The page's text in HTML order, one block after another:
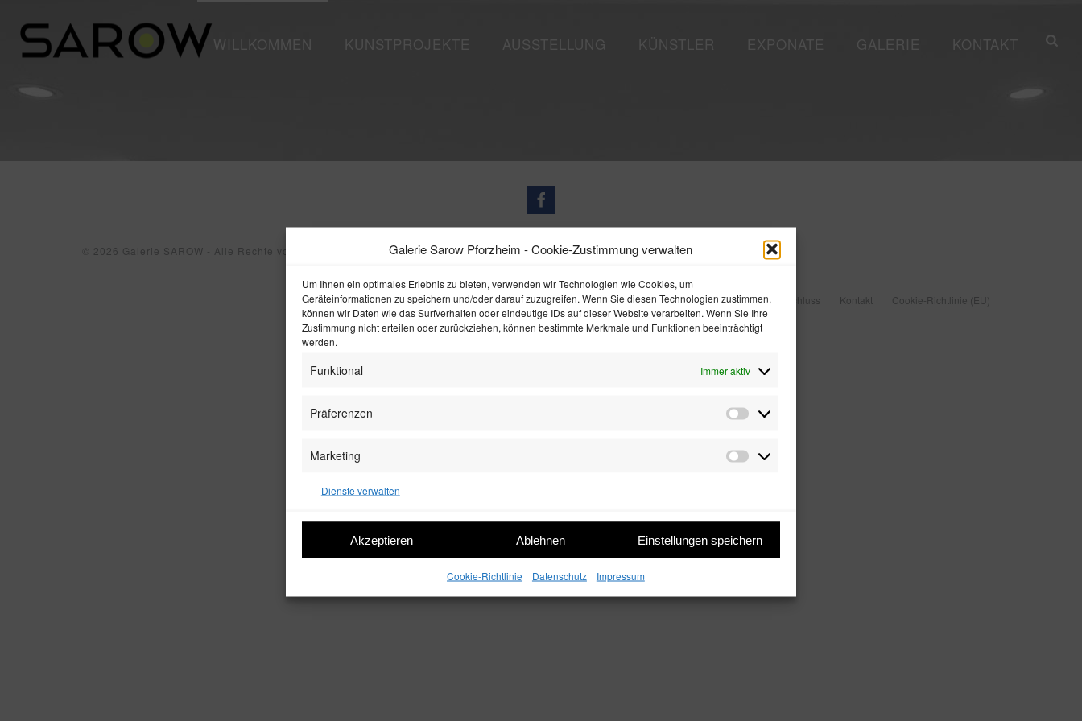
Galerie Sarow Pforzheim - Cookie-Zustimmung verwalten
Um Ihnen ein optimales Erlebnis zu bieten, verwenden wir Technologien wie Cookies, um
Geräteinformationen zu speichern und/oder darauf zuzugreifen. Wenn Sie diesen Technologien zustimmen,
können wir Daten wie das Surfverhalten oder eindeutige IDs auf dieser Website verarbeiten. Wenn Sie Ihre
Zustimmung nicht erteilen oder zurückziehen, können bestimmte Merkmale und Funktionen beeinträchtigt
werden.
Funktional Immer aktiv
Präferenzen
Präferenzen
Marketing
Marketing
Dienste verwalten
Akzeptieren Ablehnen Einstellungen speichern
Cookie-Richtlinie Datenschutz Impressum
WILLKOMMEN KUNSTPROJEKTE AUSSTELLUNG KÜNSTLER EXPONATE GALERIE KONTAKT
© 2026 Galerie SAROW - Alle Rechte vorbehalten. Webdesign by Designvorsprung
Willkommen Impressum Datenschutz Haftungsausschluss Kontakt Cookie-Richtlinie (EU)